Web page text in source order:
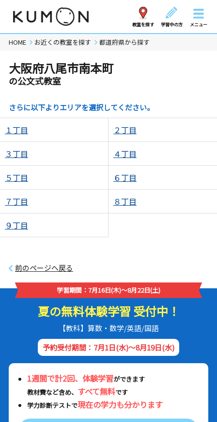
教室を探す 学習中の方 メニュー
HOME お近くの教室を探す 都道府県から探す
大阪府八尾市南本町
の公文式教室
さらに以下よりエリアを選択してください。
１丁目 ２丁目
３丁目 ４丁目
５丁目 ６丁目
７丁目 ８丁目
９丁目
前のページへ戻る
学習期間：7月16日(木)～8月22日(土)
夏の無料体験学習 受付中！
【教科】算数・数学/英語/国語
予約受付期間：7月1日(水)～8月19日(水)
1週間で計2回、体験学習ができます
教材費など含め、 すべて無料です
学力診断テストで現在の学力も分かります